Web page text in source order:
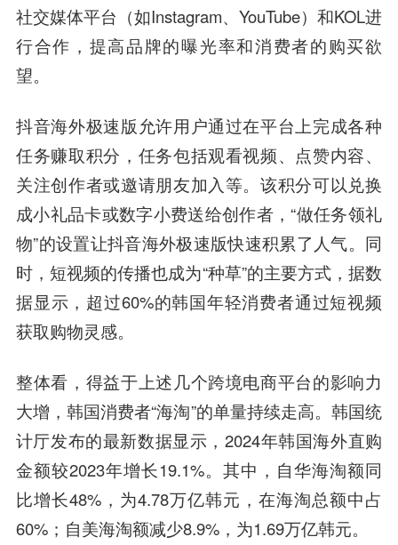
社交媒体平台（如Instagram、YouTube）和KOL进
行合作，提高品牌的曝光率和消费者的购买欲
望。
抖音海外极速版允许用户通过在平台上完成各种
任务赚取积分，任务包括观看视频、点赞内容、
关注创作者或邀请朋友加入等。该积分可以兑换
成小礼品卡或数字小费送给创作者，“做任务领礼
物”的设置让抖音海外极速版快速积累了人气。同
时，短视频的传播也成为“种草”的主要方式，据数
据显示，超过60%的韩国年轻消费者通过短视频
获取购物灵感。
整体看，得益于上述几个跨境电商平台的影响力
大增，韩国消费者“海淘”的单量持续走高。韩国统
计厅发布的最新数据显示，2024年韩国海外直购
金额较2023年增长19.1%。其中，自华海淘额同
比增长48%，为4.78万亿韩元，在海淘总额中占
60%；自美海淘额减少8.9%，为1.69万亿韩元。